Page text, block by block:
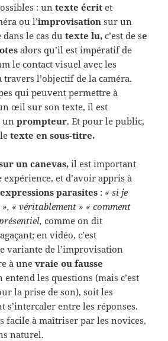
: untexte écrit et
ou l’improvisation sur un
dans le cas dutexte lu, c’est de se
alors qu’il est impératif de
le contact visuel avec les
l’objectif de la caméra.
qui peuvent permettre à
œil sur son texte, il est
unprompteur. Et pour le public,
texte en sous-titre.
un canevas, il est important
et d’avoir appris à
parasites : « si je
« véritablement » « comment
comme on dit
en vidéo, c’est
variante de l’improvisation
à unevraie ou fausse
entend les questions (mais c’est
la prise de son), soit les
s’intercaler entre les réponses.
facile à maîtriser par les novices,
naturel.